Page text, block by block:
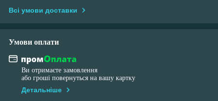
Всі умови доставки
Умови оплати
Ви отримаєте замовлення
або гроші повернуться на вашу картку
Детальніше